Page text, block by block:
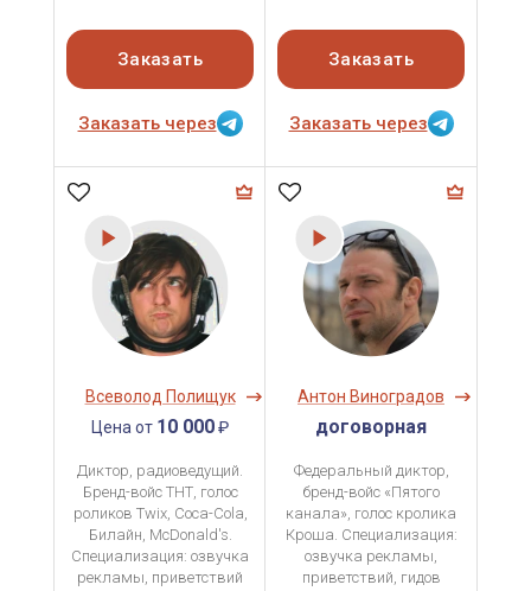
Заказать
Заказать через
Заказать
Заказать через
Всеволод Полищук
Цена от 10 000₽
Диктор, радиоведущий.
Бренд-войс ТНТ, голос
роликов Twix, Coca-Cola,
Билайн, McDonald's.
Специализация: озвучка
рекламы, приветствий
Антон Виноградов
договорная
Федеральный диктор,
бренд-войс «Пятого
канала», голос кролика
Кроша. Специализация:
озвучка рекламы,
приветствий, гидов